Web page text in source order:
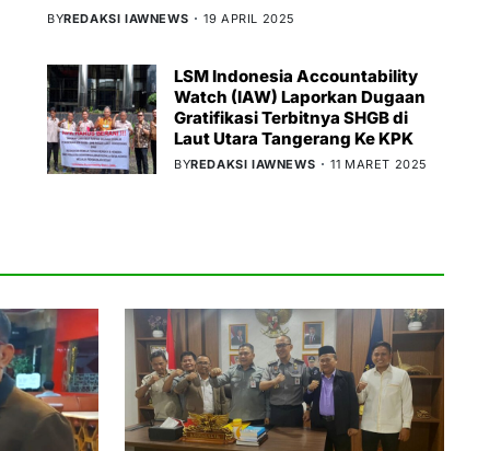
BYREDAKSI IAWNEWS 19 APRIL 2025
LSM Indonesia Accountability
Watch (IAW) Laporkan Dugaan
Gratifikasi Terbitnya SHGB di
Laut Utara Tangerang Ke KPK
BYREDAKSI IAWNEWS 11 MARET 2025